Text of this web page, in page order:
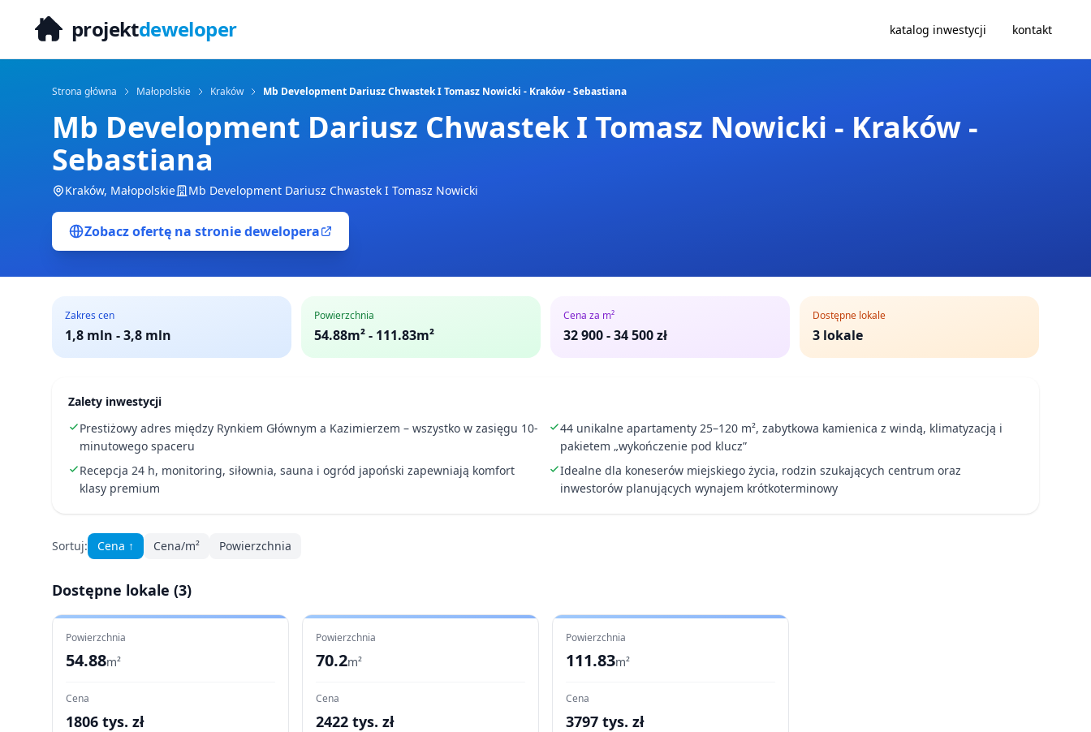
projektdeweloper katalog inwestycji kontakt
Strona główna Małopolskie Kraków Mb Development Dariusz Chwastek I Tomasz Nowicki - Kraków - Sebastiana
Mb Development Dariusz Chwastek I Tomasz Nowicki - Kraków -
Sebastiana
Kraków, Małopolskie Mb Development Dariusz Chwastek I Tomasz Nowicki
Zobacz ofertę na stronie dewelopera
Zakres cen
1,8 mln -3,8 mln
Powierzchnia
54.88m² - 111.83m²
Cena za m²
32 900-34 500zł
Dostępne lokale
3 lokale
Zalety inwestycji
Prestiżowy adres między Rynkiem Głównym a Kazimierzem – wszystko w zasięgu 10-
minutowego spaceru
44 unikalne apartamenty 25–120 m², zabytkowa kamienica z windą, klimatyzacją i
pakietem „wykończenie pod klucz”
Recepcja 24 h, monitoring, siłownia, sauna i ogród japoński zapewniają komfort
klasy premium
Idealne dla koneserów miejskiego życia, rodzin szukających centrum oraz
inwestorów planujących wynajem krótkoterminowy
Sortuj: Cena ↑ Cena/m² Powierzchnia
Dostępne lokale (3)
Powierzchnia
54.88m²
Cena
1806 tys. zł
Powierzchnia
70.2m²
Cena
2422 tys. zł
Powierzchnia
111.83m²
Cena
3797 tys. zł